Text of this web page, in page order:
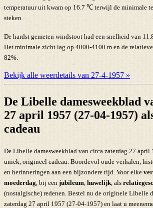
temperatuur uit kwam op 16.7 ℃ terwijl de minimale
steken.
De hardst gemeten windstoot had een snelheid van
Het minimale zicht lag op 4000-4100 m en de
82%.
Bekijk alle weerdetails van 27-4-1957 »
De Libelle damesweekblad
27 april 1957 (27-04-1957)
cadeau
De Libelle damesweekblad van circa zaterdag 27 april
uniek, origineel cadeau. Boordevol oude verhalen,
en herinneringen aan een bijzondere tijd. Voor elke
moederdag , bij een jubileum huwelijk , als
(nostalgische) redenen. Bestel nu de originele Libelle
zaterdag 27 april 1957 (27-04-1957) en laat u